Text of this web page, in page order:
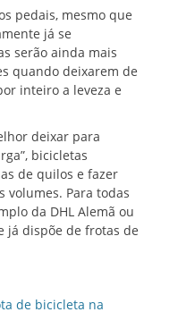
pedais, mesmo que
já se
serão ainda mais
quando deixarem de
inteiro a leveza e
deixar para
bicicletas
de quilos e fazer
volumes. Para todas
da DHL Alemã ou
já dispõe de frotas de
de bicicleta na